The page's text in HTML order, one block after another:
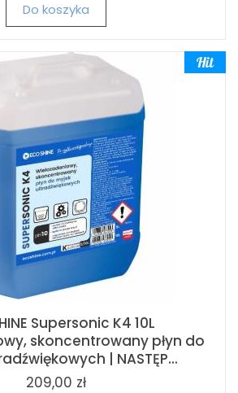
Do koszyka
Supersonic K4 10L
skoncentrowany płyn do
| NASTĘP...
209,00 zł